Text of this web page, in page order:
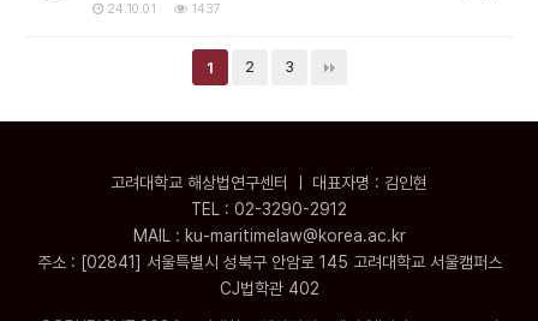
24.10.01 1437
1 2 3
고려대학교 해상법연구센터 ㅣ 대표자명 : 김인현
TEL : 02-3290-2912
MAIL : ku-maritimelaw@korea.ac.kr
주소 : [02841] 서울특별시 성북구 안암로 145 고려대학교 서울캠퍼스
CJ법학관 402